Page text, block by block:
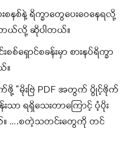
းစနစ်နဲ့ ရိက္ခာတွေပေးဝေနေရလို့
တယ်လို့ ဆိုပါတယ်။
စ်ရှောင်စခန်းမှာ စားနပ်ရိက္ခာ
။
“မိုးဗြဲ PDF အတွက် ပွိုင့်ဖိုက်
သာ ရရှိသေးတာကြောင့် ပံ့ပိုး
။ ….စတဲ့သတင်းတွေကို တင်